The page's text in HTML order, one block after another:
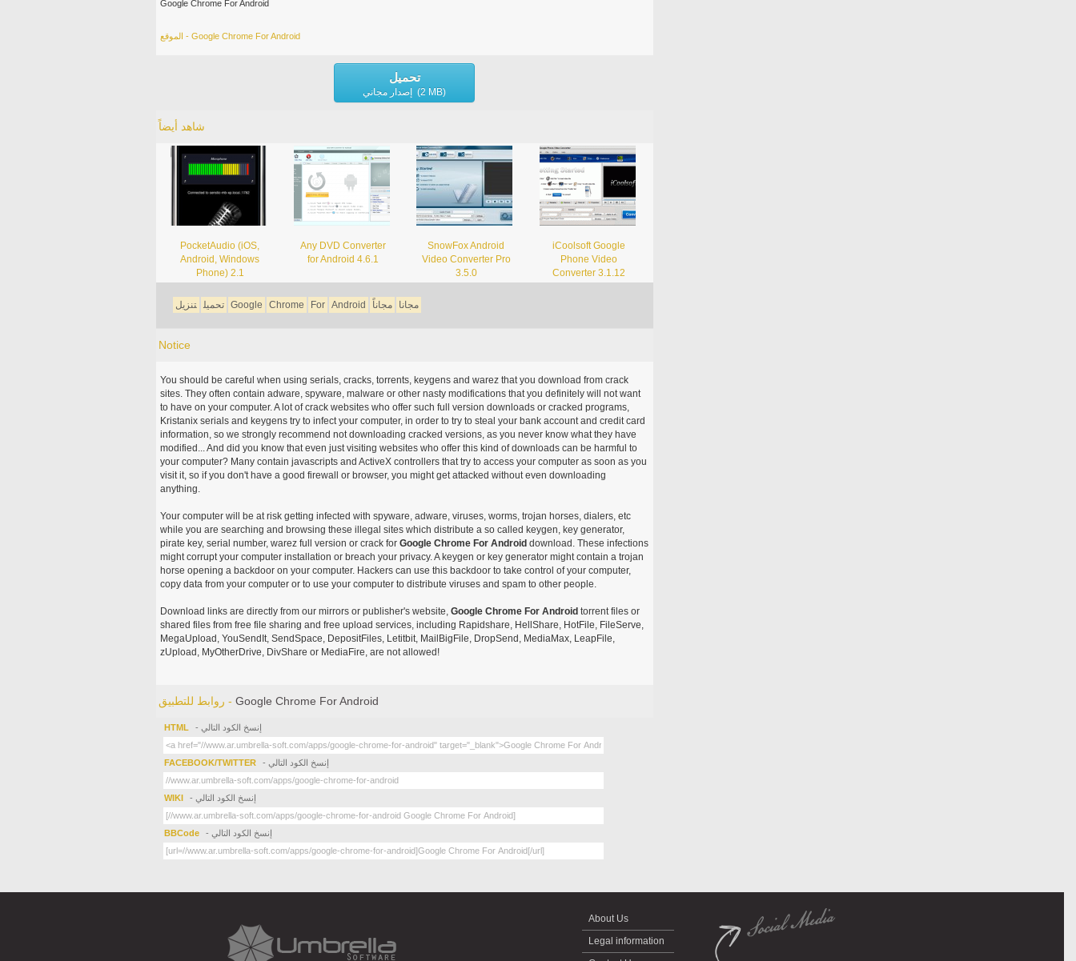
Google Chrome For Android
الموقع - Google Chrome For Android
تحميل
إصدار مجاني (2 MB)
شاهد أيضاً
PocketAudio (iOS,
Android, Windows
Phone) 2.1
Any DVD Converter
for Android 4.6.1
SnowFox Android
Video Converter Pro
3.5.0
iCoolsoft Google
Phone Video
Converter 3.1.12
تحميل تنزيل Google Chrome For Android مجانا مجاناً
Notice
You should be careful when using serials, cracks, torrents, keygens and warez that you download from crack
sites. They often contain adware, spyware, malware or other nasty modifications that you definitely will not want
to have on your computer. A lot of crack websites who offer such full version downloads or cracked programs,
Kristanix serials and keygens try to infect your computer, in order to try to steal your bank account and credit card
information, so we strongly recommend not downloading cracked versions, as you never know what they have
modified... And did you know that even just visiting websites who offer this kind of downloads can be harmful to
your computer? Many contain javascripts and ActiveX controllers that try to access your computer as soon as you
visit it, so if you don't have a good firewall or browser, you might get attacked without even downloading
anything.
Your computer will be at risk getting infected with spyware, adware, viruses, worms, trojan horses, dialers, etc
while you are searching and browsing these illegal sites which distribute a so called keygen, key generator,
pirate key, serial number, warez full version or crack for Google Chrome For Android download. These infections
might corrupt your computer installation or breach your privacy. A keygen or key generator might contain a trojan
horse opening a backdoor on your computer. Hackers can use this backdoor to take control of your computer,
copy data from your computer or to use your computer to distribute viruses and spam to other people.
Download links are directly from our mirrors or publisher's website, Google Chrome For Android torrent files or
shared files from free file sharing and free upload services, including Rapidshare, HellShare, HotFile, FileServe,
MegaUpload, YouSendIt, SendSpace, DepositFiles, Letitbit, MailBigFile, DropSend, MediaMax, LeapFile,
zUpload, MyOtherDrive, DivShare or MediaFire, are not allowed!
روابط للتطبيق - Google Chrome For Android
HTML - إنسخ الكود التالي
FACEBOOK/TWITTER - إنسخ الكود التالي
WIKI - إنسخ الكود التالي
BBCode - إنسخ الكود التالي
About Us
Legal information